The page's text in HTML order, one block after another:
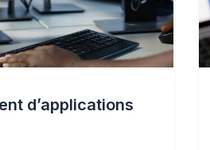
d’applications